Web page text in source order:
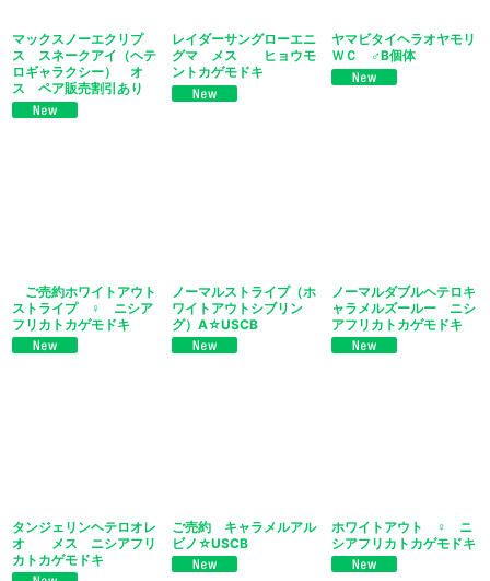
マックスノーエクリプ
ス スネークアイ（ヘテ
ロギャラクシー） オ
ス ペア販売割引あり
レイダーサングローエニ
グマ メス ヒョウモ
ントカゲモドキ
ヤマビタイヘラオヤモリ
ＷＣ ♂B個体
ご売約ホワイトアウト
ストライプ ♀ ニシア
フリカトカゲモドキ
ノーマルストライプ（ホ
ワイトアウトシブリン
グ）A☆USCB
ノーマルダブルヘテロキ
ャラメルズールー ニシ
アフリカトカゲモドキ
タンジェリンヘテロオレ
オ メス ニシアフリ
カトカゲモドキ
ご売約 キャラメルアル
ビノ☆USCB
ホワイトアウト ♀ ニ
シアフリカトカゲモドキ